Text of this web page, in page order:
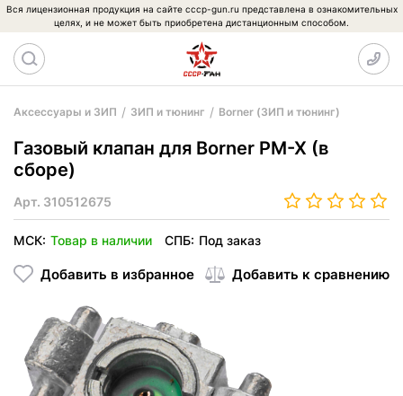
Вся лицензионная продукция на сайте cccp-gun.ru представлена в ознакомительных
целях, и не может быть приобретена дистанционным способом.
Аксессуары и ЗИП ЗИП и тюнинг Borner (ЗИП и тюнинг)
Газовый клапан для Borner PM-X (в
сборе)
Арт. 310512675
МСК: Товар в наличии СПБ: Под заказ
Добавить в избранное Добавить к сравнению